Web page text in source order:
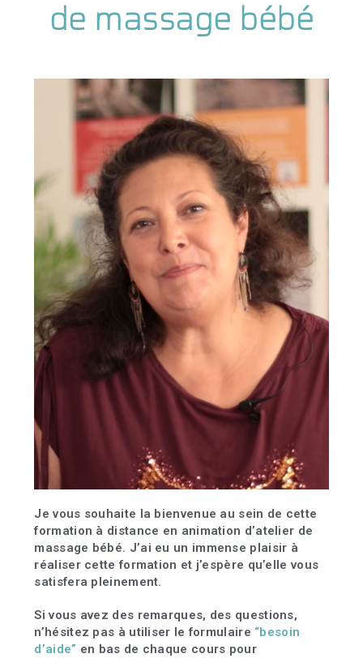
de massage bébé
Je vous souhaite la bienvenue au sein de cette
formation à distance en animation d’atelier de
massage bébé. J’ai eu un immense plaisir à
réaliser cette formation et j’espère qu’elle vous
satisfera pleinement.
Si vous avez des remarques, des questions,
n’hésitez pas à utiliser le formulaire “besoin
d’aide” en bas de chaque cours pour